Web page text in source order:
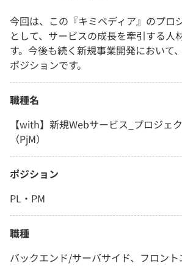
今回は、この『キミペディア』のプロ
として、サービスの成長を牽引する人
す。今後も続く新規事業開発において
ポジションです。
職種名
【with】新規Webサービス_プロジェ
（PjM）
ポジション
PL・PM
職種
バックエンド/サーバサイド、フロント